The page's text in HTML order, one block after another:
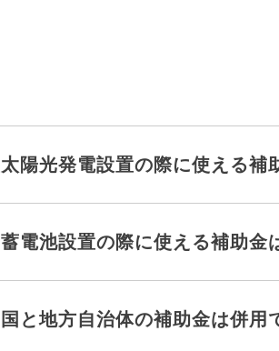
太陽光発電設置の際に使える補
蓄電池設置の際に使える補助金
国と地方自治体の補助金は併用